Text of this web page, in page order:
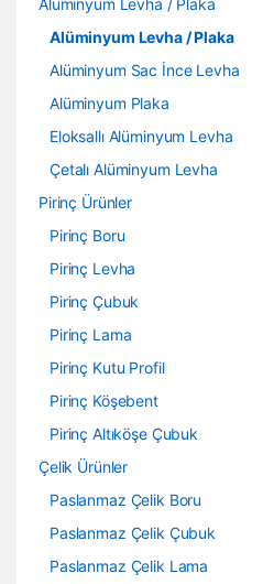
Alüminyum Levha / Plaka
Alüminyum Levha / Plaka
Alüminyum Sac İnce Levha
Alüminyum Plaka
Eloksallı Alüminyum Levha
Çetalı Alüminyum Levha
Pirinç Ürünler
Pirinç Boru
Pirinç Levha
Pirinç Çubuk
Pirinç Lama
Pirinç Kutu Profil
Pirinç Köşebent
Pirinç Altıköşe Çubuk
Çelik Ürünler
Paslanmaz Çelik Boru
Paslanmaz Çelik Çubuk
Paslanmaz Çelik Lama